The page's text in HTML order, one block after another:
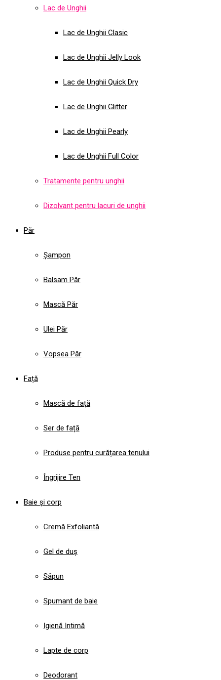
Lac de Unghii
Lac de Unghii Clasic
Lac de Unghii Jelly Look
Lac de Unghii Quick Dry
Lac de Unghii Glitter
Lac de Unghii Pearly
Lac de Unghii Full Color
Tratamente pentru unghii
Dizolvant pentru lacuri de unghii
Păr
Șampon
Balsam Păr
Mască Păr
Ulei Păr
Vopsea Păr
Față
Mască de față
Ser de față
Produse pentru curățarea tenului
Îngrijire Ten
Baie și corp
Cremă Exfoliantă
Gel de duș
Săpun
Spumant de baie
Igienă Intimă
Lapte de corp
Deodorant